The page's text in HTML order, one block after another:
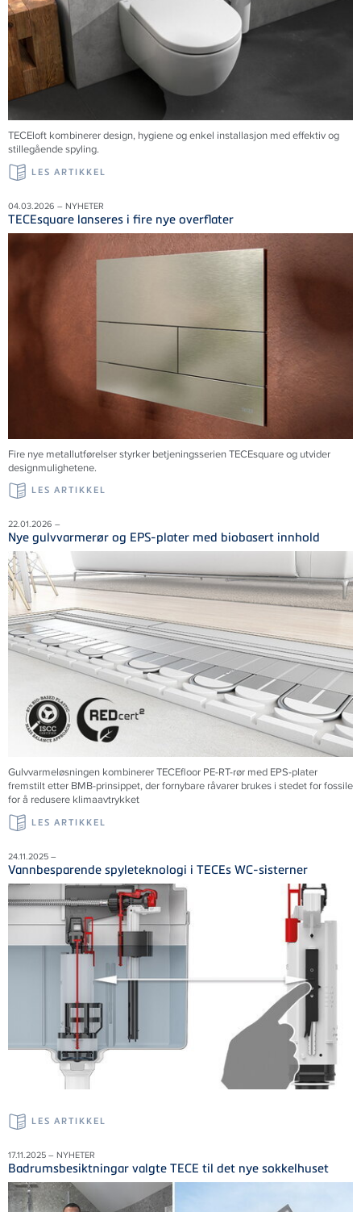
TECEloft kombinerer design, hygiene og enkel installasjon med effektiv og
stillegående spyling.
LES ARTIKKEL
04.03.2026 – NYHETER
TECEsquare lanseres i fire nye overflater
Fire nye metallutførelser styrker betjeningsserien TECEsquare og utvider
designmulighetene.
LES ARTIKKEL
22.01.2026 –
Nye gulvvarmerør og EPS-plater med biobasert innhold
Gulvvarmeløsningen kombinerer TECEfloor PE-RT-rør med EPS-plater
fremstilt etter BMB-prinsippet, der fornybare råvarer brukes i stedet for fossile
for å redusere klimaavtrykket
LES ARTIKKEL
24.11.2025 –
Vannbesparende spyleteknologi i TECEs WC-sisterner
LES ARTIKKEL
17.11.2025 – NYHETER
Badrumsbesiktningar valgte TECE til det nye sokkelhuset